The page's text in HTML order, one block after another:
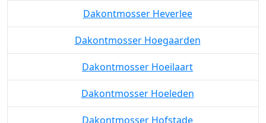
Dakontmosser Heverlee
Dakontmosser Hoegaarden
Dakontmosser Hoeilaart
Dakontmosser Hoeleden
Dakontmosser Hofstade